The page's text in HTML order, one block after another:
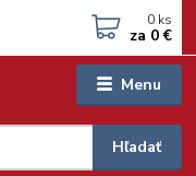
Menu
Hľadať
0 ks
za 0 €